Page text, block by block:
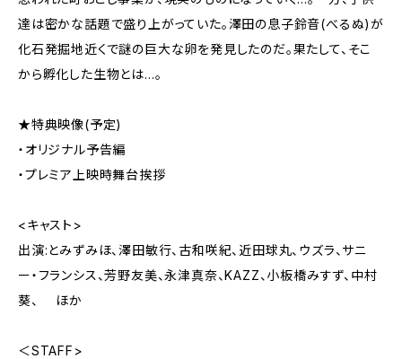
達は密かな話題で盛り上がっていた。澤田の息子鈴音(べるぬ)が
化石発掘地近くで謎の巨大な卵を発見したのだ。果たして、そこ
から孵化した生物とは…。
★特典映像(予定)
・オリジナル予告編
・プレミア上映時舞台挨拶
<キャスト>
出演:とみずみほ、澤田敏行、古和咲紀、近田球丸、ウズラ、サニ
ー・フランシス、芳野友美、永津真奈、KAZZ、小板橋みすず、中村
葵、 ほか
＜STAFF>